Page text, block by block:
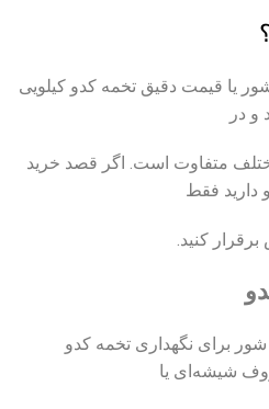
یا قیمت دقیق تخمه کدو کیلویی
و در
متفاوت است. اگر قصد خرید
دارید فقط
کنید.
برای نگهداری تخمه کدو
شیشه‌ای یا